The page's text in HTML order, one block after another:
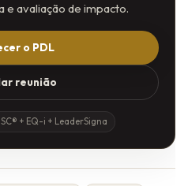
e avaliação de impacto.
o PDL
reunião
+ EQ-i + LeaderSigna